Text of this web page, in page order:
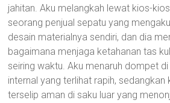
jahitan. Aku melangkah lewat kios-
seorang penjual sepatu yang
desain materialnya sendiri, dan dia
bagaimana menjaga ketahanan tas
seiring waktu. Aku menaruh dompet
internal yang terlihat rapih, sedangkan
terselip aman di saku luar yang